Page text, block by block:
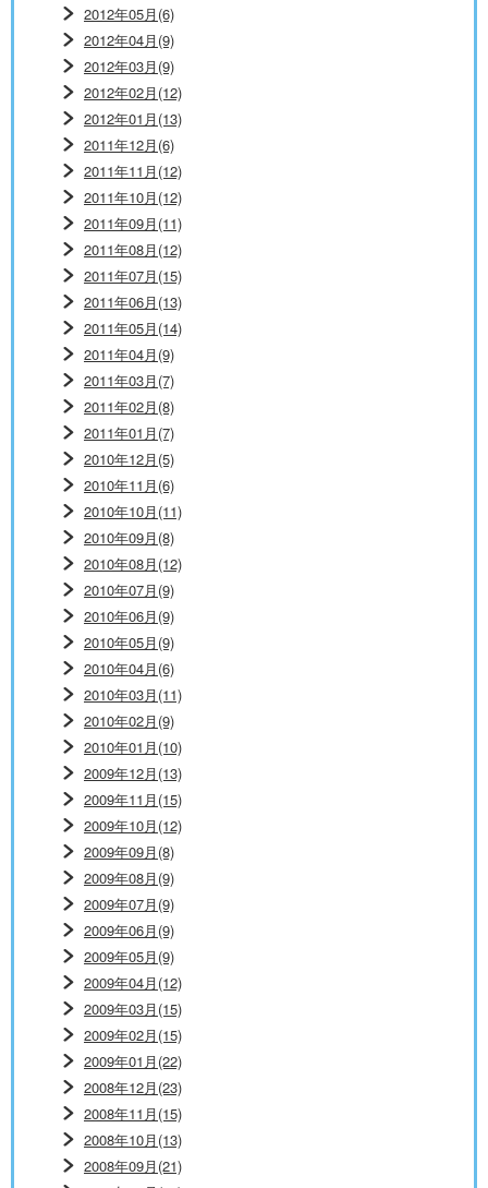
2012年05月(6)
2012年04月(9)
2012年03月(9)
2012年02月(12)
2012年01月(13)
2011年12月(6)
2011年11月(12)
2011年10月(12)
2011年09月(11)
2011年08月(12)
2011年07月(15)
2011年06月(13)
2011年05月(14)
2011年04月(9)
2011年03月(7)
2011年02月(8)
2011年01月(7)
2010年12月(5)
2010年11月(6)
2010年10月(11)
2010年09月(8)
2010年08月(12)
2010年07月(9)
2010年06月(9)
2010年05月(9)
2010年04月(6)
2010年03月(11)
2010年02月(9)
2010年01月(10)
2009年12月(13)
2009年11月(15)
2009年10月(12)
2009年09月(8)
2009年08月(9)
2009年07月(9)
2009年06月(9)
2009年05月(9)
2009年04月(12)
2009年03月(15)
2009年02月(15)
2009年01月(22)
2008年12月(23)
2008年11月(15)
2008年10月(13)
2008年09月(21)